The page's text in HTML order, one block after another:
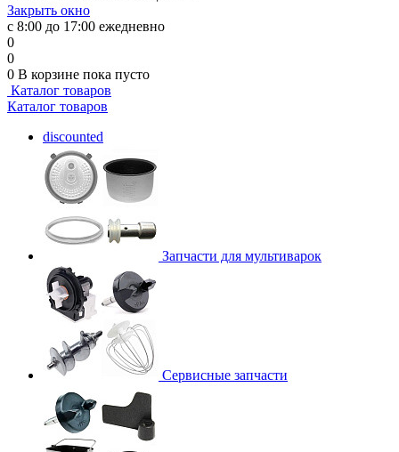
Закрыть окно
с 8:00 до 17:00 ежедневно
0
0
0 В корзине пока пусто
Каталог товаров
Каталог товаров
discounted
Запчасти для мультиварок
Сервисные запчасти